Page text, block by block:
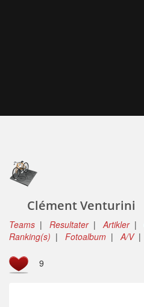
Clément Venturini
Teams | Resultater|Artikler|
Ranking(s) | Fotoalbum |A/V|
9